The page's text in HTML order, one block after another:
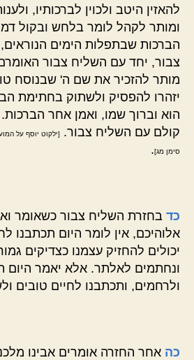
להאזין היטב ולכוין לברכותיו,
ומותר לקהל לומר בלחש ובקול
הברכות שבתפלות הימים
צבור, יחד עם השליח צבור
מותר להזכיר את שם ה' שבנוסח
יזהרו להפסיק ולשתוק בחתימת
הוא וברוך שמו, ואמן אחר הברכות.
קולם עם השליח צבור.
[ילקוט יוסף על
סימן מג].
כד בחזרת השליח צבור כשאומר
אלוהיכם, אין לומר היום תכתבנו
יכולים להחזיק עצמנו כצדיקים
ונחתמים לאלתר. אלא יאמר היום
ולרחמים, ותכתבנו לחיים טובים
כה אחר החזרה אומרים אבינו